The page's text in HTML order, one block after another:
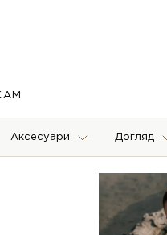
Аксесуари Догляд